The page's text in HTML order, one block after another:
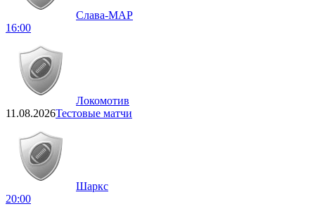
Слава-МАР
16:00
Локомотив
11.08.2026Тестовые матчи
Шаркс
20:00